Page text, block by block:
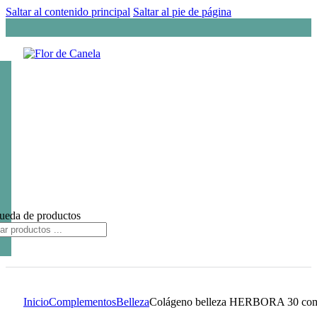
Saltar al contenido principal Saltar al pie de página
de productos
InicioComplementosBellezaColágeno belleza HERBORA 30